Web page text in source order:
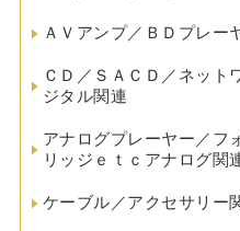
ＡＶアンプ／ＢＤプレー
ＣＤ／ＳＡＣＤ／ネット
ジタル関連
アナログプレーヤー／フ
リッジｅｔｃアナログ関
ケーブル／アクセサリー